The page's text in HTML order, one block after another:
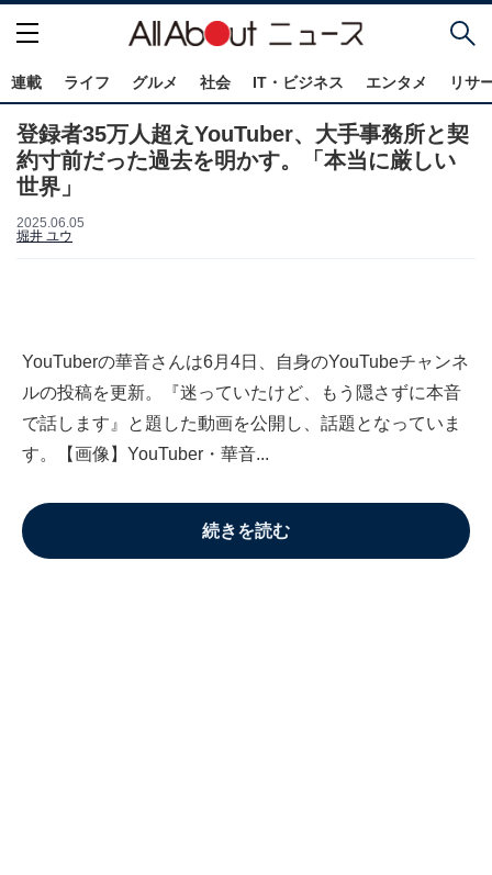
連載 ライフ グルメ 社会 IT・ビジネス エンタメ リサ
登録者35万人超えYouTuber、大手事務所と契
約寸前だった過去を明かす。「本当に厳しい
世界」
2025.06.05
堀井 ユウ
YouTuberの華音さんは6月4日、自身のYouTubeチャンネ
ルの投稿を更新。『迷っていたけど、もう隠さずに本音
で話します』と題した動画を公開し、話題となっていま
す。【画像】YouTuber・華音...
続きを読む